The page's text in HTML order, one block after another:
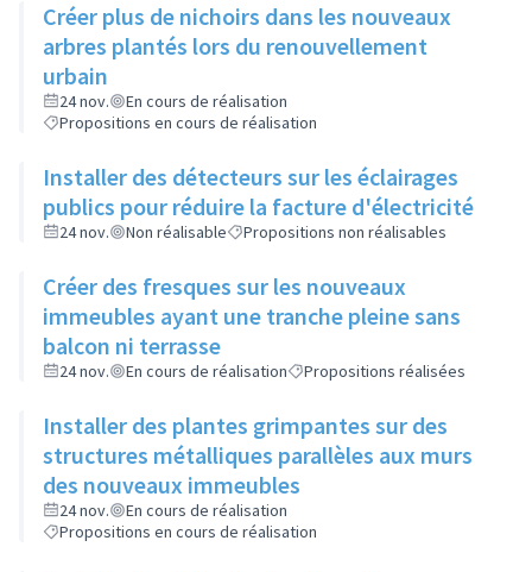
Créer plus de nichoirs dans les nouveaux
arbres plantés lors du renouvellement
urbain
24 nov.
En cours de réalisation
Propositions en cours de réalisation
Installer des détecteurs sur les éclairages
publics pour réduire la facture d'électricité
24 nov. Non réalisable Propositions non réalisables
Créer des fresques sur les nouveaux
immeubles ayant une tranche pleine sans
balcon ni terrasse
24 nov. En cours de réalisation Propositions réalisées
Installer des plantes grimpantes sur des
structures métalliques parallèles aux murs
des nouveaux immeubles
24 nov.
En cours de réalisation
Propositions en cours de réalisation